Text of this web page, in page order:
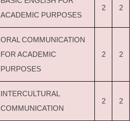
ACADEMIC PURPOSES
2 2
ORAL COMMUNICATION
FOR ACADEMIC
PURPOSES
2 2
INTERCULTURAL
COMMUNICATION
2 2